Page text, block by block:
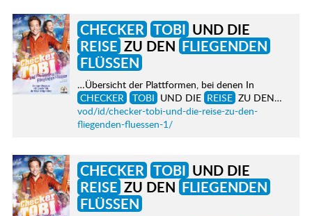
CHECKER TOBIUND DIE
REISEZU DEN FLIEGENDEN
FLÜSSEN
…Übersicht der Plattformen, bei denen In
CHECKER
TOBI UND DIE REISE ZU DEN…
vod/id/checker-tobi-und-die-reise-zu-den-
fliegenden-fluessen-1/
CHECKER TOBIUND DIE
REISEZU DEN FLIEGENDEN
FLÜSSEN